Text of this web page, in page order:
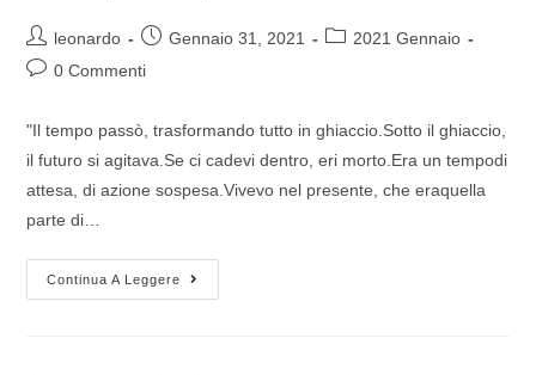
leonardo Gennaio 31, 2021
2021 Gennaio
0 Commenti
"Il tempo passò, trasformando tutto in ghiaccio.Sotto il ghiaccio,
il futuro si agitava.Se ci cadevi dentro, eri morto.Era un tempodi
attesa, di azione sospesa.Vivevo nel presente, che eraquella
parte di…
Continua A Leggere